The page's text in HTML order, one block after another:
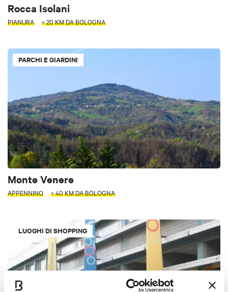
Rocca Isolani
PIANURA < 20 KM DA BOLOGNA
PARCHI E GIARDINI
Monte Venere
APPENNINO < 40 KM DA BOLOGNA
LUOGHI DI SHOPPING